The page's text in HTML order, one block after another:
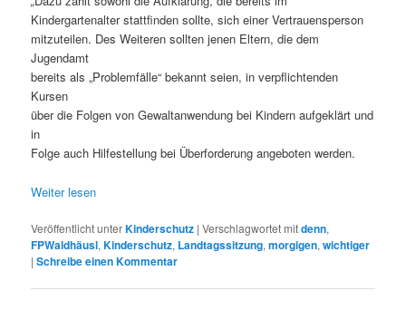
Kindergartenalter stattfinden sollte, sich einer Vertrauensperson
mitzuteilen. Des Weiteren sollten jenen Eltern, die dem
Jugendamt
bereits als „Problemfälle“ bekannt seien, in verpflichtenden
Kursen
über die Folgen von Gewaltanwendung bei Kindern aufgeklärt und
in
Folge auch Hilfestellung bei Überforderung angeboten werden.
Weiter lesen
Veröffentlicht unterKinderschutz |Verschlagwortet mitdenn,
FPWaldhäusl,Kinderschutz, Landtagssitzung,morgigen,wichtiger
|Schreibe einen Kommentar